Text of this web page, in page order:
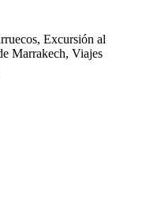
Excursión al
Marrakech, Viajes